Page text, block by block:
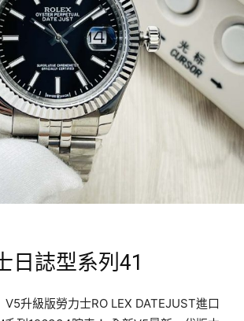
日誌型系列41
V5升級版勞力士RO LEX DATEJUST進口